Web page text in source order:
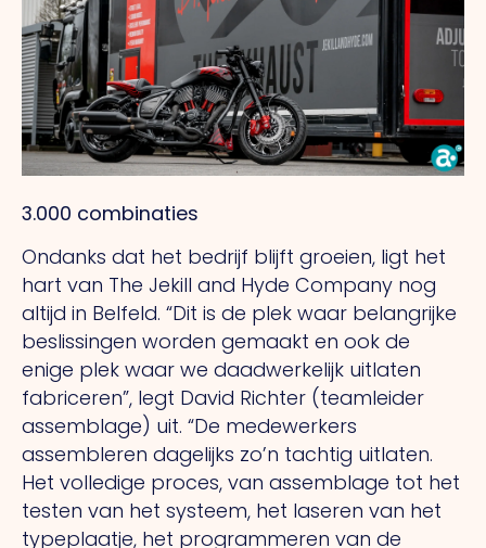
3.000 combinaties
Ondanks dat het bedrijf blijft groeien, ligt het
hart van The Jekill and Hyde Company nog
altijd in Belfeld. “Dit is de plek waar belangrijke
beslissingen worden gemaakt en ook de
enige plek waar we daadwerkelijk uitlaten
fabriceren”, legt David Richter (teamleider
assemblage) uit. “De medewerkers
assembleren dagelijks zo’n tachtig uitlaten.
Het volledige proces, van assemblage tot het
testen van het systeem, het laseren van het
typeplaatje, het programmeren van de